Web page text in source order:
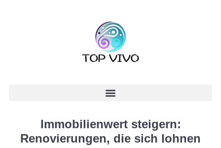
Immobilienwert steigern:
Renovierungen, die sich lohnen